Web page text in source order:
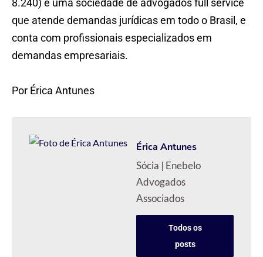
8.240) é uma sociedade de advogados full service
que atende demandas jurídicas em todo o Brasil, e
conta com profissionais especializados em
demandas empresariais.
Por Érica Antunes
Érica Antunes
Sócia | Enebelo
Advogados
Associados
Todos os
posts